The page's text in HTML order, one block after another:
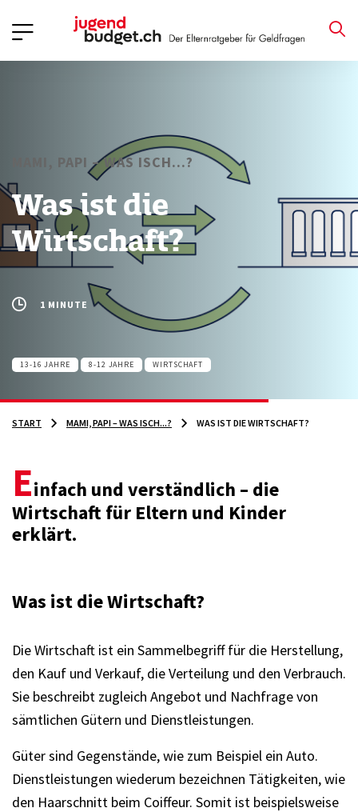
MAMI, PAPI – WAS ISCH...?
Was ist die
Wirtschaft?
1 MINUTE
13-16 JAHRE 8-12 JAHRE WIRTSCHAFT
START MAMI, PAPI – WAS ISCH...? WAS IST DIE WIRTSCHAFT?
Einfach und verständlich – die
Wirtschaft für Eltern und Kinder
erklärt.
Was ist die Wirtschaft?
Die Wirtschaft ist ein Sammelbegriff für die Herstellung,
den Kauf und Verkauf, die Verteilung und den Verbrauch.
Sie beschreibt zugleich Angebot und Nachfrage von
sämtlichen Gütern und Dienstleistungen.
Güter sind Gegenstände, wie zum Beispiel ein Auto.
Dienstleistungen wiederum bezeichnen Tätigkeiten, wie
den Haarschnitt beim Coiffeur. Somit ist beispielsweise